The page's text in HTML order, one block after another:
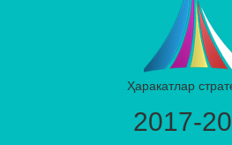
Ҳаракатлар
2017-